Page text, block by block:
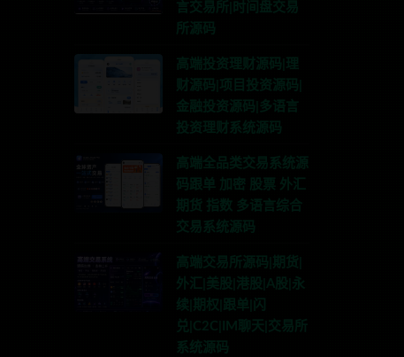
言交易所|时间盘交易
所源码
高端投资理财源码|理
财源码|项目投资源码|
金融投资源码|多语言
投资理财系统源码
高端全品类交易系统源
码跟单 加密 股票 外汇
期货 指数 多语言综合
交易系统源码
高端交易所源码|期货|
外汇|美股|港股|A股|永
续|期权|跟单|闪
兑|C2C|IM聊天|交易所
系统源码